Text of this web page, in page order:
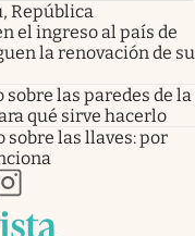
República
el ingreso al país de
la renovación de su
las paredes de la
qué sirve hacerlo
sobre las llaves: por
pestañapestaña
nueva pestaña
en nueva pestaña
abre en nueva pestaña